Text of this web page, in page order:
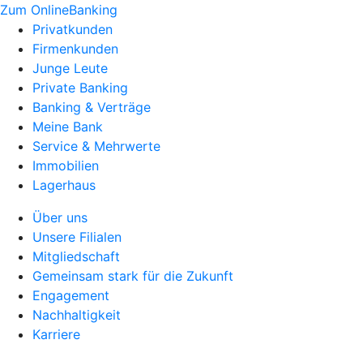
Zum OnlineBanking
Privatkunden
Firmenkunden
Junge Leute
Private Banking
Banking & Verträge
Meine Bank
Service & Mehrwerte
Immobilien
Lagerhaus
Über uns
Unsere Filialen
Mitgliedschaft
Gemeinsam stark für die Zukunft
Engagement
Nachhaltigkeit
Karriere